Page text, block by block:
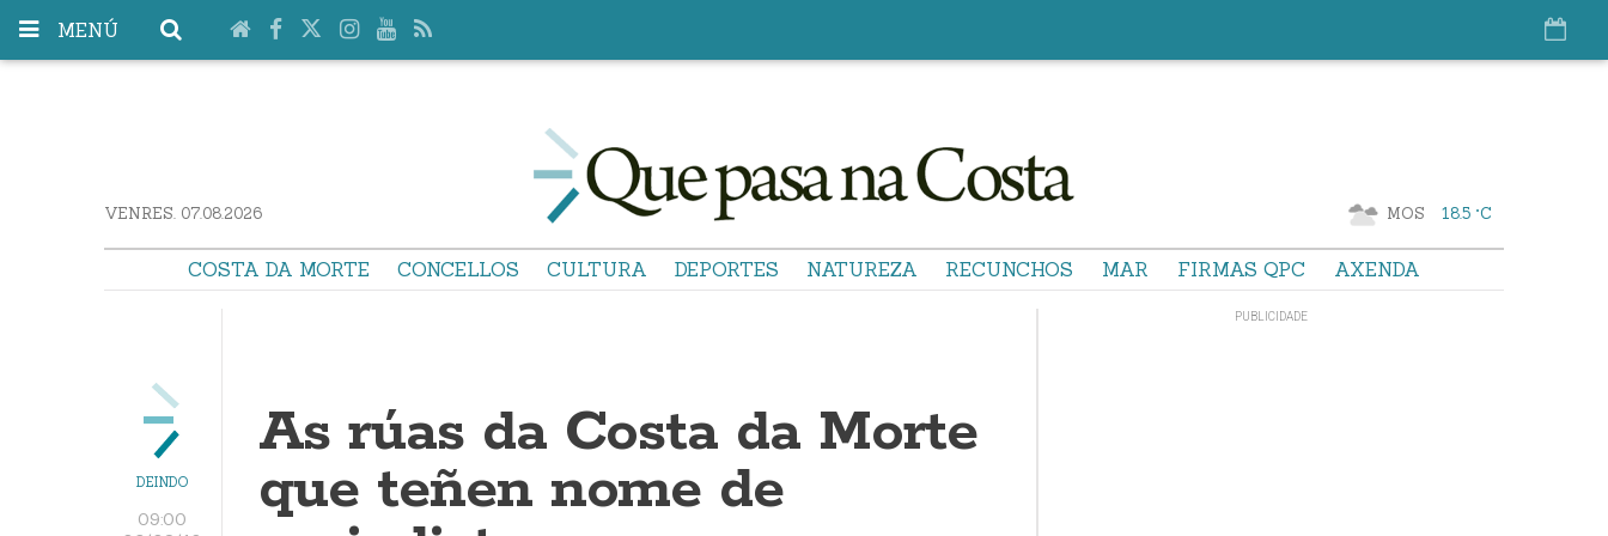
MENÚ
VENRES. 07.08.2026 MOS 18.5 °C
COSTA DA MORTE CONCELLOS CULTURA DEPORTES NATUREZA RECUNCHOS MAR FIRMAS QPC AXENDA
DEINDO
09:00
As rúas da Costa da Morte
que teñen nome de